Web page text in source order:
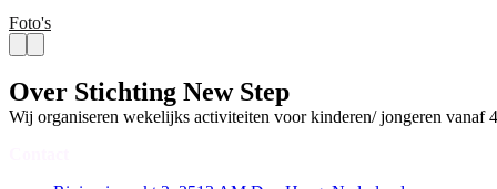
Foto's
Over Stichting New Step
Wij organiseren wekelijks activiteiten voor kinderen/ jongeren vanaf